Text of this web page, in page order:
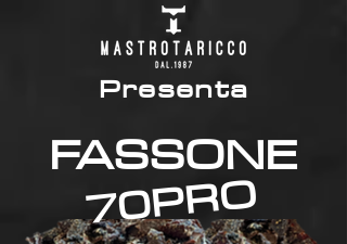
Presenta
70PRO
FASSONE